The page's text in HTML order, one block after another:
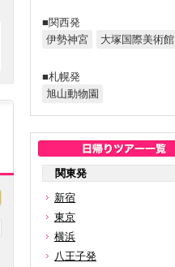
■関西発
伊勢神宮
大塚国際美術館
■札幌発
旭山動物園
関東発
新宿
東京
横浜
八王子発